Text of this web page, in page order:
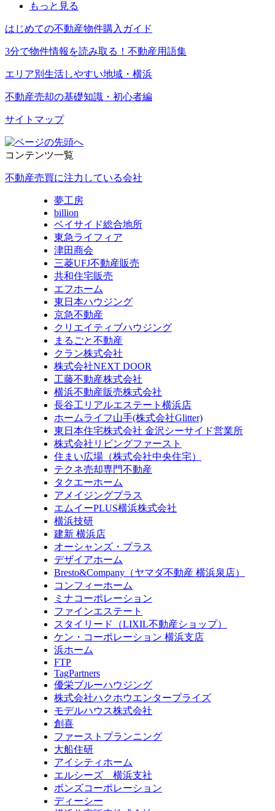
もっと見る
はじめての不動産物件購入ガイド
3分で物件情報を読み取る！不動産用語集
エリア別生活しやすい地域・横浜
不動産売却の基礎知識・初心者編
サイトマップ
コンテンツ一覧
不動産売買に注力している会社
夢工房
billion
ベイサイド総合地所
東急ライフィア
津田商会
三菱UFJ不動産販売
共和住宅販売
エフホーム
東日本ハウジング
京急不動産
クリエイティブハウジング
まるごと不動産
クラン株式会社
株式会社NEXT DOOR
工藤不動産株式会社
横浜不動産販売株式会社
長谷工リアルエステート横浜店
ホームライフ山手(株式会社Glitter)
東日本住宅株式会社 金沢シーサイド営業所
株式会社リビングファースト
住まい広場（株式会社中央住宅）
テクネ売却専門不動産
タクエーホーム
アメイジングプラス
エムイーPLUS横浜株式会社
横浜技研
建新 横浜店
オーシャンズ・プラス
デザイアホーム
Bresto&Company（ヤマダ不動産 横浜泉店）
コンフィーホーム
ミナコーポレーション
ファインエステート
スタイリード（LIXIL不動産ショップ）
ケン・コーポレーション 横浜支店
浜ホーム
FTP
TagPartners
優栄ブルーハウジング
株式会社ハクホウエンタープライズ
モデルハウス株式会社
創喜
ファーストプランニング
大船住研
アイシティホーム
エルシーズ 横浜支社
ボンズコーポレーション
ディーシー